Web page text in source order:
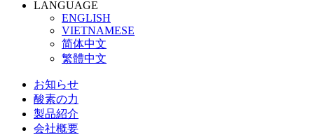
LANGUAGE
ENGLISH
VIETNAMESE
简体中文
繁體中文
お知らせ
酸素の力
製品紹介
会社概要